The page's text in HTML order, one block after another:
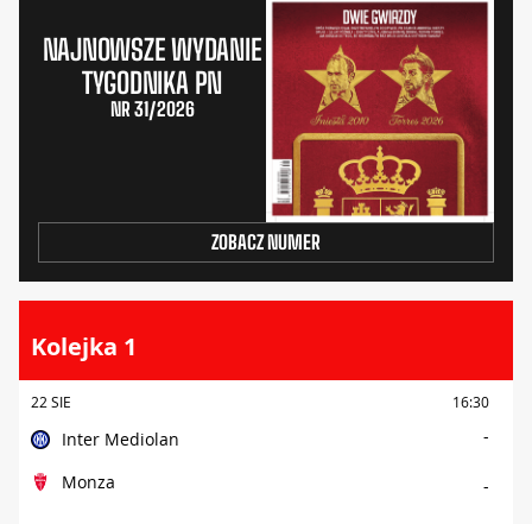
NAJNOWSZE WYDANIE
TYGODNIKA PN
NR 31/2026
ZOBACZ NUMER
Kolejka 1
22 SIE 16:30
Inter Mediolan
Monza
-
-